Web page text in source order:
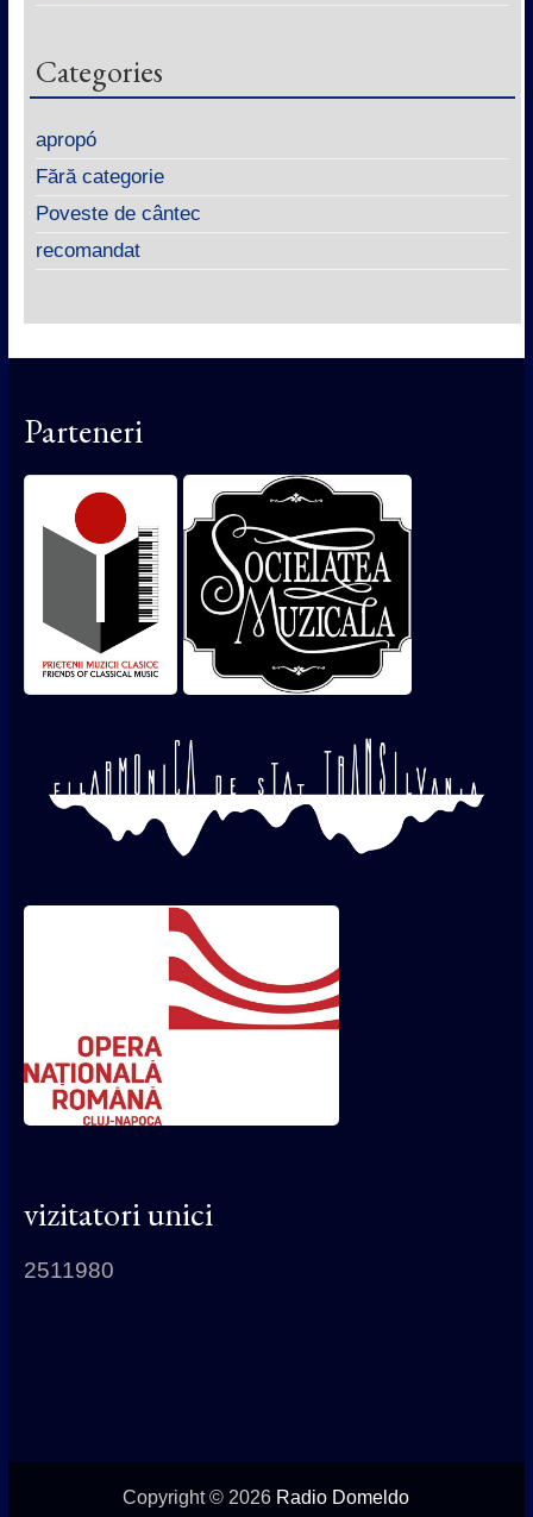
Categories
apropó
Fără categorie
Poveste de cântec
recomandat
Parteneri
vizitatori unici
2511980
Copyright © 2026 Radio Domeldo